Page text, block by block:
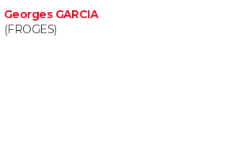
Georges GARCIA
(FROGES)